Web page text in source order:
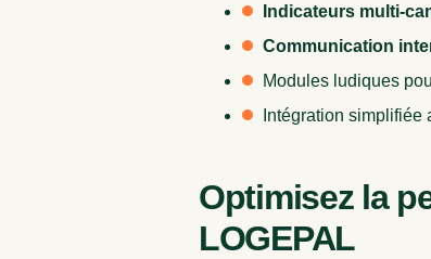
Indicateurs multi-
Communication
Modules ludiques
Intégration
Optimisez la
LOGEPAL